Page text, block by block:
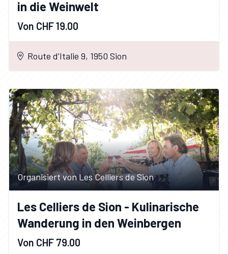
in die Weinwelt
Von CHF 19.00
Route d’Italie 9, 1950 Sion
Organisiert von Les Celliers de Sion
Les Celliers de Sion - Kulinarische
Wanderung in den Weinbergen
Von CHF 79.00